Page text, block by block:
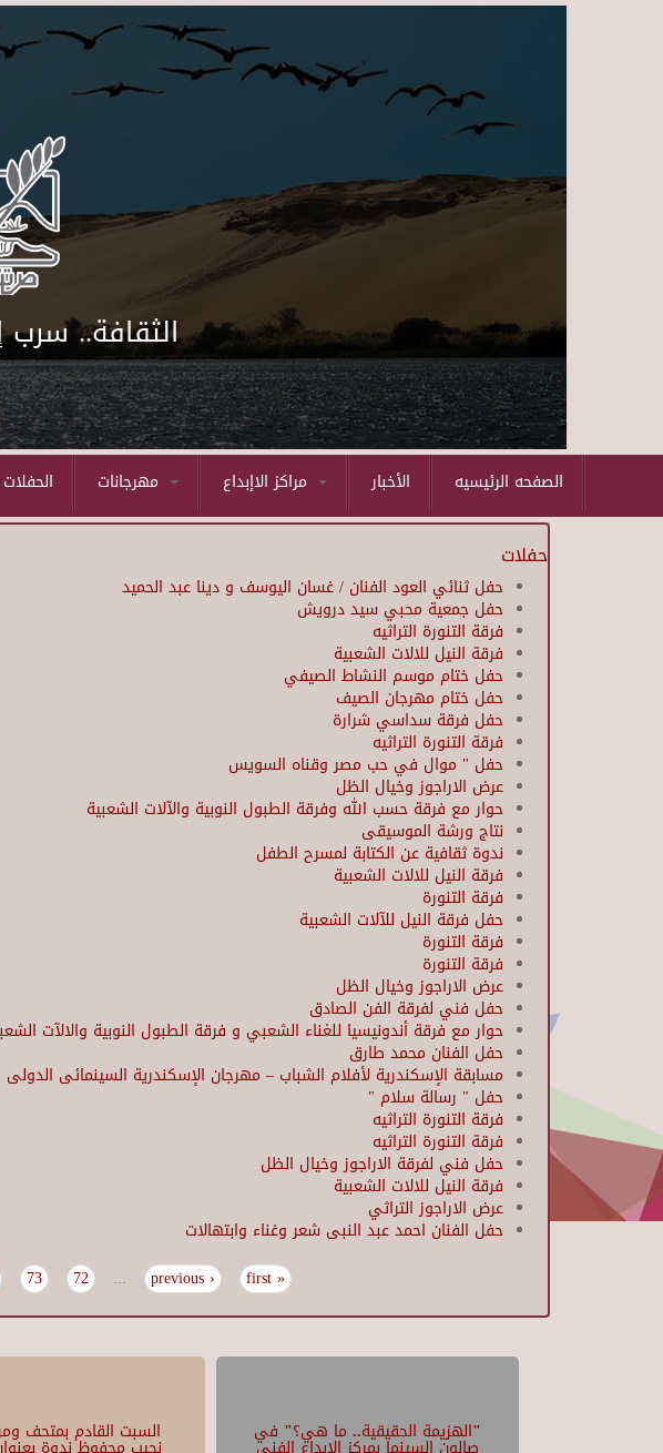
الثقافة..
الحفلات الأخبار الصفحه الرئيسيه
حفلات
حفل ثنائي العود الفنان / غسان اليوسف و دينا عبد الحميد
حفل جمعية محبي سيد درويش
فرقة التنورة التراثيه
فرقة النيل للالات الشعبية
حفل ختام موسم النشاط الصيفي
حفل ختام مهرجان الصيف
حفل فرقة سداسي شرارة
فرقة التنورة التراثيه
حفل " موال في حب مصر وقناه السويس
عرض الاراجوز وخيال الظل
حوار مع فرقة حسب الله وفرقة الطبول النوبية والآلات الشعبية
نتاج ورشة الموسيقى
ندوة ثقافية عن الكتابة لمسرح الطفل
فرقة النيل للالات الشعبية
فرقة التنورة
حفل فرقة النيل للآلات الشعبية
فرقة التنورة
فرقة التنورة
عرض الاراجوز وخيال الظل
حفل فني لفرقة الفن الصادق
حوار مع فرقة أندونيسيا للغناء الشعبي و فرقة الطبول النوبية والالآت
حفل الفنان محمد طارق
مسابقة الإسكندرية لأفلام الشباب – مهرجان الإسكندرية السينمائى الدولى
حفل " رسالة سلام "
فرقة التنورة التراثيه
فرقة التنورة التراثيه
حفل فني لفرقة الاراجوز وخيال الظل
فرقة النيل للالات الشعبية
عرض الاراجوز التراثي
حفل الفنان احمد عبد النبى شعر وغناء وابتهالات
« first
‹ previous
…
72
73
السبت القادم بمتحف "الهزيمة الحقيقية.. ما هي؟" في